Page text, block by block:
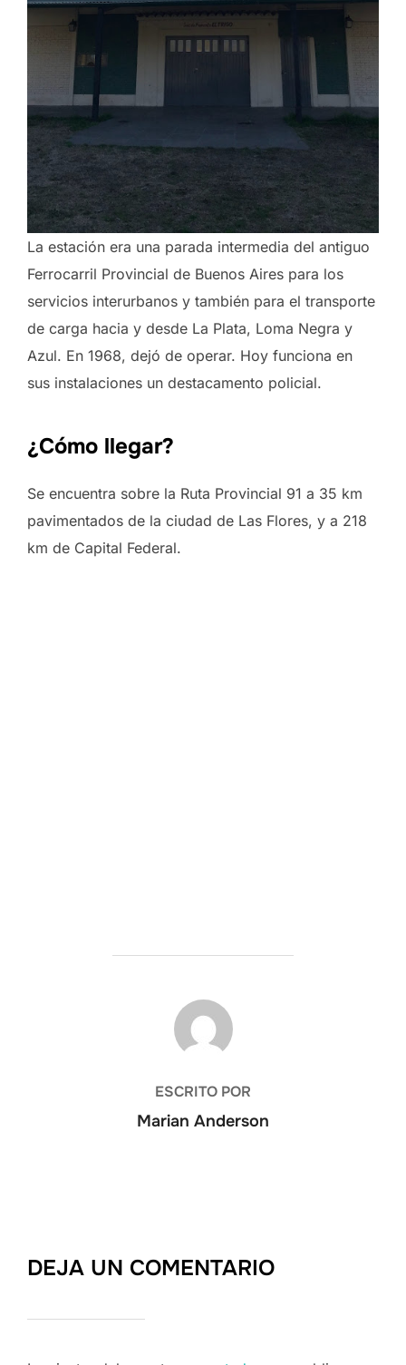
La estación era una parada intermedia del antiguo
Ferrocarril Provincial de Buenos Aires para los
servicios interurbanos y también para el transporte
de carga hacia y desde La Plata, Loma Negra y
Azul. En 1968, dejó de operar. Hoy funciona en
sus instalaciones un destacamento policial.
¿Cómo llegar?
Se encuentra sobre la Ruta Provincial 91 a 35 km
pavimentados de la ciudad de Las Flores, y a 218
km de Capital Federal.
AUTOR DE LA ENTRADA
ESCRITO POR
Marian Anderson
DEJA UN COMENTARIO